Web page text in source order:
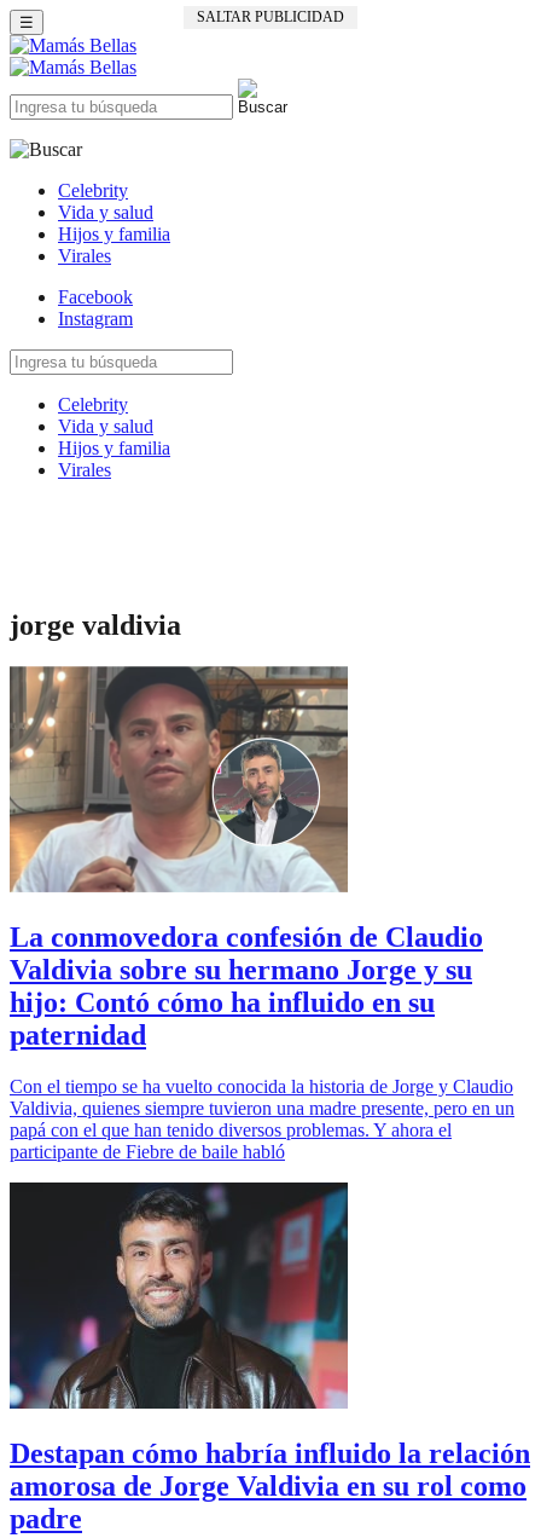
SALTAR PUBLICIDAD
☰
Celebrity
Vida y salud
Hijos y familia
Virales
Facebook
Instagram
Celebrity
Vida y salud
Hijos y familia
Virales
jorge valdivia
La conmovedora confesión de Claudio
Valdivia sobre su hermano Jorge y su
hijo: Contó cómo ha influido en su
paternidad
Con el tiempo se ha vuelto conocida la historia de Jorge y Claudio
Valdivia, quienes siempre tuvieron una madre presente, pero en un
papá con el que han tenido diversos problemas. Y ahora el
participante de Fiebre de baile habló
Destapan cómo habría influido la relación
amorosa de Jorge Valdivia en su rol como
padre